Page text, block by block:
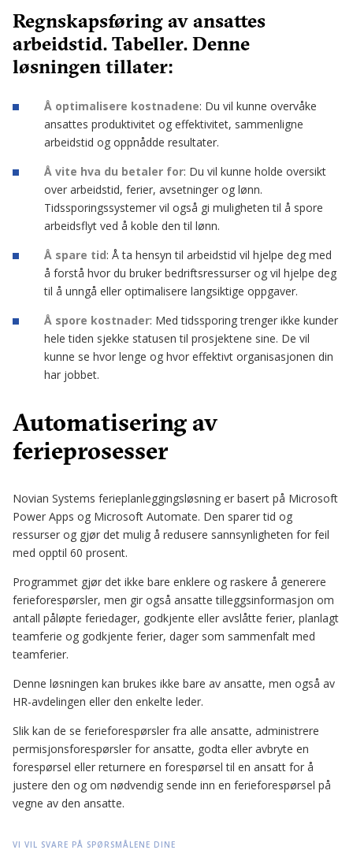
Regnskapsføring av ansattes
arbeidstid. Tabeller. Denne
løsningen tillater:
Å optimalisere kostnadene: Du vil kunne overvåke
ansattes produktivitet og effektivitet, sammenligne
arbeidstid og oppnådde resultater.
Å vite hva du betaler for: Du vil kunne holde oversikt
over arbeidstid, ferier, avsetninger og lønn.
Tidssporingssystemer vil også gi muligheten til å spore
arbeidsflyt ved å koble den til lønn.
Å spare tid: Å ta hensyn til arbeidstid vil hjelpe deg med
å forstå hvor du bruker bedriftsressurser og vil hjelpe deg
til å unngå eller optimalisere langsiktige oppgaver.
Å spore kostnader: Med tidssporing trenger ikke kunder
hele tiden sjekke statusen til prosjektene sine. De vil
kunne se hvor lenge og hvor effektivt organisasjonen din
har jobbet.
Automatisering av
ferieprosesser
Novian Systems ferieplanleggingsløsning er basert på Microsoft
Power Apps og Microsoft Automate. Den sparer tid og
ressurser og gjør det mulig å redusere sannsynligheten for feil
med opptil 60 prosent.
Programmet gjør det ikke bare enklere og raskere å generere
ferieforespørsler, men gir også ansatte tilleggsinformasjon om
antall påløpte feriedager, godkjente eller avslåtte ferier, planlagt
teamferie og godkjente ferier, dager som sammenfalt med
teamferier.
Denne løsningen kan brukes ikke bare av ansatte, men også av
HR-avdelingen eller den enkelte leder.
Slik kan de se ferieforespørsler fra alle ansatte, administrere
permisjonsforespørsler for ansatte, godta eller avbryte en
forespørsel eller returnere en forespørsel til en ansatt for å
justere den og om nødvendig sende inn en ferieforespørsel på
vegne av den ansatte.
VI VIL SVARE PÅ SPØRSMÅLENE DINE